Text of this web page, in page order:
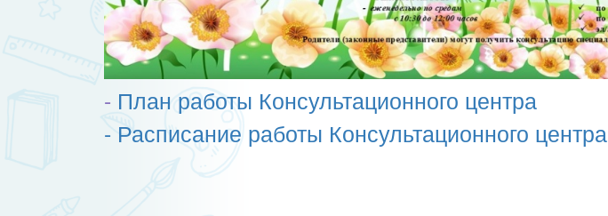
- План работы Консультационного центра
- Расписание работы Консультационного центра